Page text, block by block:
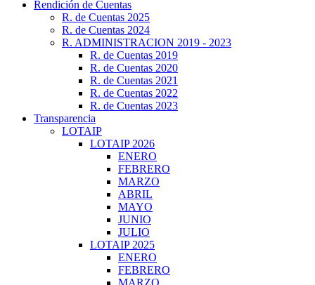
Rendición de Cuentas
R. de Cuentas 2025
R. de Cuentas 2024
R. ADMINISTRACION 2019 - 2023
R. de Cuentas 2019
R. de Cuentas 2020
R. de Cuentas 2021
R. de Cuentas 2022
R. de Cuentas 2023
Transparencia
LOTAIP
LOTAIP 2026
ENERO
FEBRERO
MARZO
ABRIL
MAYO
JUNIO
JULIO
LOTAIP 2025
ENERO
FEBRERO
MARZO